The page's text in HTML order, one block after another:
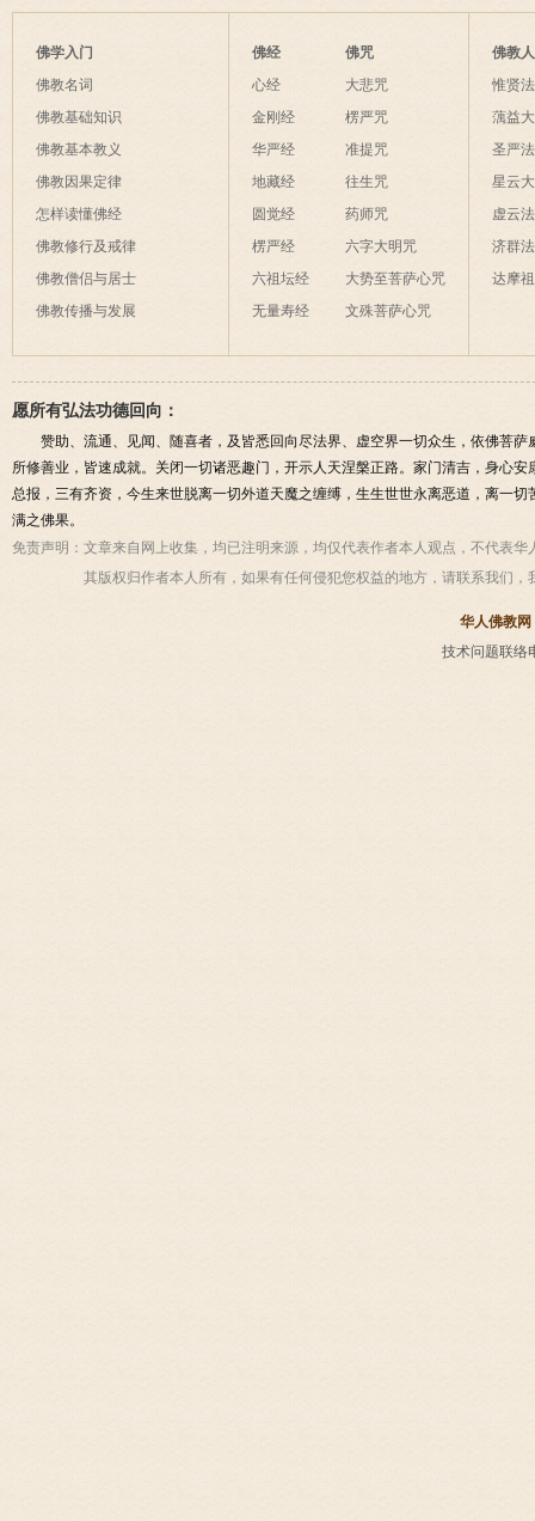
佛学入门
佛教名词
佛教基础知识
佛教基本教义
佛教因果定律
怎样读懂佛经
佛教修行及戒律
佛教僧侣与居士
佛教传播与发展
佛经
心经
金刚经
华严经
地藏经
圆觉经
楞严经
六祖坛经
无量寿经
佛咒
大悲咒
楞严咒
准提咒
往生咒
药师咒
六字大明咒
大势至菩萨心咒
文殊菩萨心咒
佛教
惟贤
蕅益
圣严
星云
虚云
济群
达摩
愿所有弘法功德回向：
赞助、流通、见闻、随喜者，及皆悉回向尽法界、虚空界一切众生，依佛菩
所修善业，皆速成就。关闭一切诸恶趣门，开示人天涅槃正路。家门清吉，身心
总报，三有齐资，今生来世脱离一切外道天魔之缠缚，生生世世永离恶道，离一
满之佛果。
免责声明： 文章来自网上收集，均已注明来源，均仅代表作者本人观点，不代表
其版权归作者本人所有，如果有任何侵犯您权益的地方，请联系我们，
华人佛教网
技术问题联络